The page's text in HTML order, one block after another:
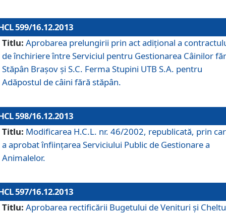
599/16.12.2013
Titlu: Aprobarea prelungirii prin act adiţional a
de închiriere între Serviciul pentru Gestionarea Câinilor
Stăpân Braşov şi S.C. Ferma Stupini UTB S.A. pentru
Adăpostul de câini fără stăpân.
598/16.12.2013
Titlu: Modificarea H.C.L. nr. 46/2002, republicată, prin
a aprobat înfiinţarea Serviciului Public de Gestionare a
Animalelor.
597/16.12.2013
Titlu: Aprobarea rectificării Bugetului de Venituri şi